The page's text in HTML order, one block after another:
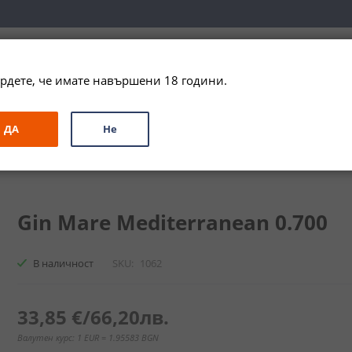
ЗА ПОДАРЪК ПРОМО СПЕЦИАЛНИ ПРЕДЛОЖЕНИЯ
/ Gin Mare Mediterranean
Gin Mare Mediterranean 0.700
В наличност SKU 1062
33,85 €/66,20лв.
Валутен курс: 1 EUR = 1.95583 BGN
че имате навършени 18 години.
ДА Не